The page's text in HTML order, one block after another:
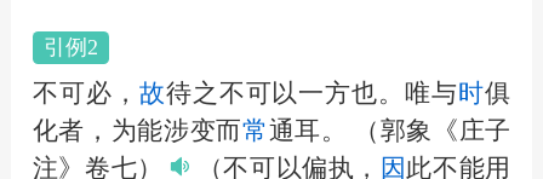
引例2
不可必， 故待之不可以一方也。唯与时俱
化者，为能涉变而常通耳。
（郭象《庄子
注》卷七）
（不可以偏执， 因此不能用